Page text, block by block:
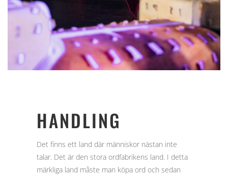
HANDLING
Det finns ett land där människor nästan inte
talar. Det är den stora ordfabrikens land. I detta
märkliga land måste man köpa ord och sedan